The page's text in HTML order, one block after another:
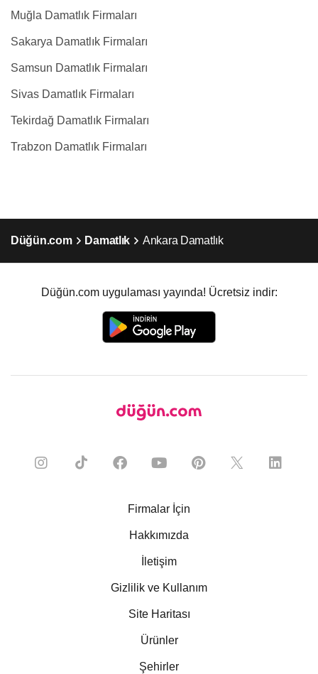
Muğla Damatlık Firmaları
Sakarya Damatlık Firmaları
Samsun Damatlık Firmaları
Sivas Damatlık Firmaları
Tekirdağ Damatlık Firmaları
Trabzon Damatlık Firmaları
Düğün.com Damatlık Ankara Damatlık
Düğün.com uygulaması yayında! Ücretsiz indir:
Firmalar İçin
Hakkımızda
İletişim
Gizlilik ve Kullanım
Site Haritası
Ürünler
Şehirler